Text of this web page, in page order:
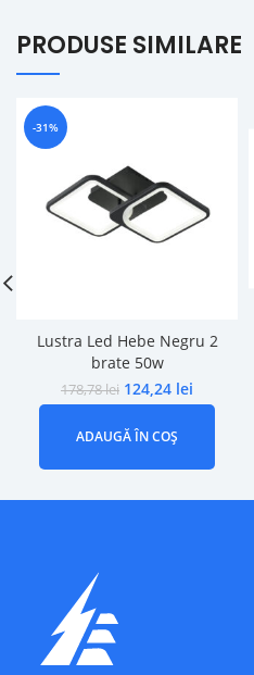
PRODUSE SIMILARE
-31%
Lustra Led Hebe Negru 2
brate 50w
178,78lei 124,24 lei
ADAUGĂ ÎN COȘ